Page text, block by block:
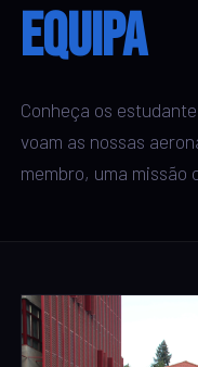
Equipa
Conheça os
voam as nossas
membro, uma missão